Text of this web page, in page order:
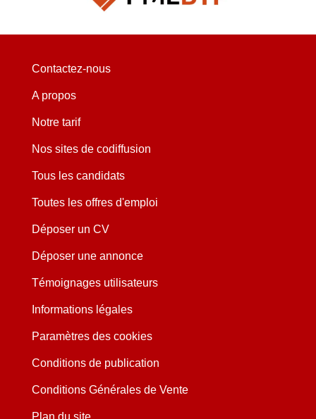
Contactez-nous
A propos
Notre tarif
Nos sites de codiffusion
Tous les candidats
Toutes les offres d'emploi
Déposer un CV
Déposer une annonce
Témoignages utilisateurs
Informations légales
Paramètres des cookies
Conditions de publication
Conditions Générales de Vente